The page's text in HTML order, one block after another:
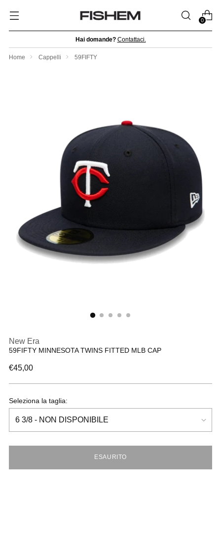
0
Hai domande? Contattaci.
Home Cappelli 59FIFTY
New Era
59FIFTY MINNESOTA TWINS FITTED MLB CAP
Prezzo
€45,00
Seleziona la taglia:
ESAURITO